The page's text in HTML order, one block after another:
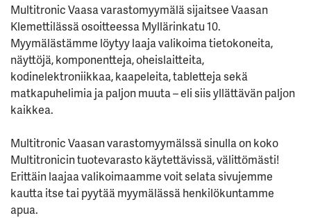
Multitronic Vaasa varastomyymälä sijaitsee Vaasan
Klemettilässä osoitteessa Myllärinkatu 10.
Myymälästämme löytyy laaja valikoima tietokoneita,
näyttöjä, komponentteja, oheislaitteita,
kodinelektroniikkaa, kaapeleita, tabletteja sekä
matkapuhelimia ja paljon muuta – eli siis yllättävän paljon
kaikkea.
Multitronic Vaasan varastomyymälssä sinulla on koko
Multitronicin tuotevarasto käytettävissä, välittömästi!
Erittäin laajaa valikoimaamme voit selata sivujemme
kautta itse tai pyytää myymälässä henkilökuntamme
apua.